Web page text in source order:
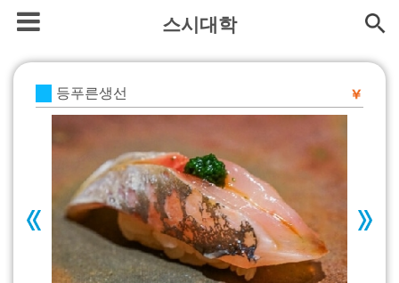
스시대학
등푸른생선